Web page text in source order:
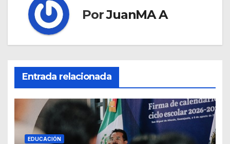
PorJuanMA A
Entrada relacionada
EDUCACIÓN